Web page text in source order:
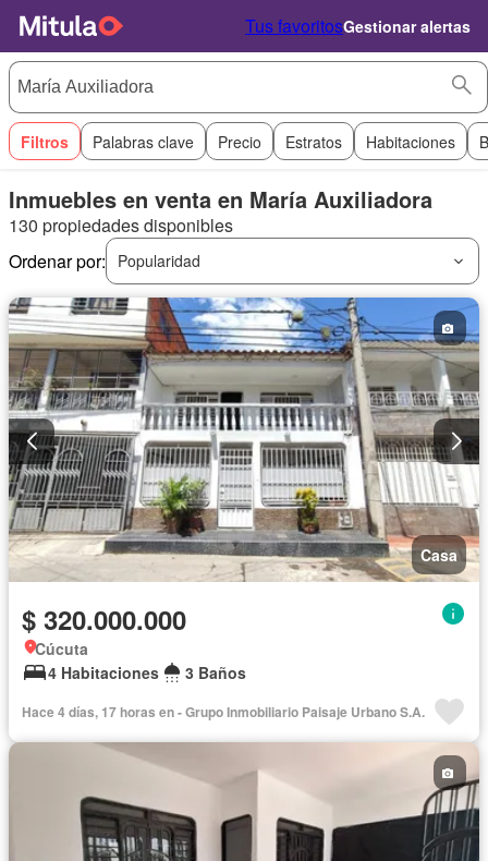
Tus favoritosGestionar alertas
Filtros Palabras clave Precio Estratos Habitaciones
Inmuebles en venta en María Auxiliadora
130 propiedades disponibles
Ordenar por:
Popularidad
Casa
$ 320.000.000
Cúcuta
4 Habitaciones
3 Baños
Hace 4 días, 17 horas en - Grupo Inmobiliario Paisaje Urbano S.A.